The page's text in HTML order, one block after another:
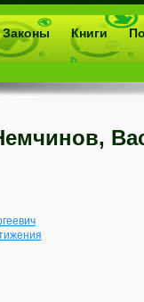
Законы Книги